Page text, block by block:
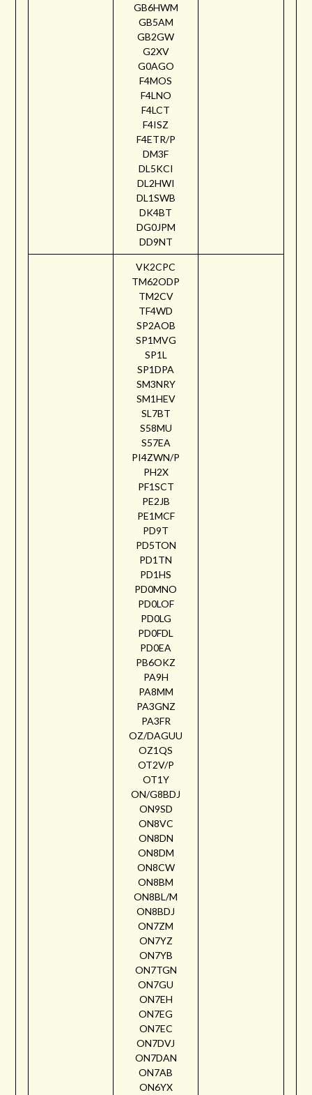
GB6HWM
GB5AM
GB2GW
G2XV
G0AGO
F4MOS
F4LNO
F4LCT
F4ISZ
F4ETR/P
DM3F
DL5KCI
DL2HWI
DL1SWB
DK4BT
DG0JPM
DD9NT
VK2CPC
TM62ODP
TM2CV
TF4WD
SP2AOB
SP1MVG
SP1L
SP1DPA
SM3NRY
SM1HEV
SL7BT
S58MU
S57EA
PI4ZWN/P
PH2X
PF1SCT
PE2JB
PE1MCF
PD9T
PD5TON
PD1TN
PD1HS
PD0MNO
PD0LOF
PD0LG
PD0FDL
PD0EA
PB6OKZ
PA9H
PA8MM
PA3GNZ
PA3FR
OZ/DAGUU
OZ1QS
OT2V/P
OT1Y
ON/G8BDJ
ON9SD
ON8VC
ON8DN
ON8DM
ON8CW
ON8BM
ON8BL/M
ON8BDJ
ON7ZM
ON7YZ
ON7YB
ON7TGN
ON7GU
ON7EH
ON7EG
ON7EC
ON7DVJ
ON7DAN
ON7AB
ON6YX